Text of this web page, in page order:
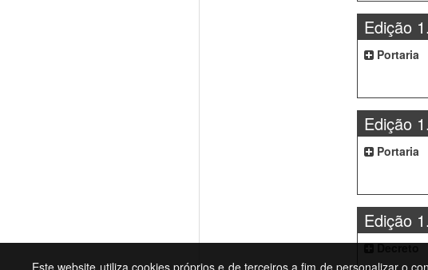
Edição
Portaria
Edição
Portaria
Edição
Decreto
Este website utiliza cookies próprios e de terceiros a fim de personalizar o